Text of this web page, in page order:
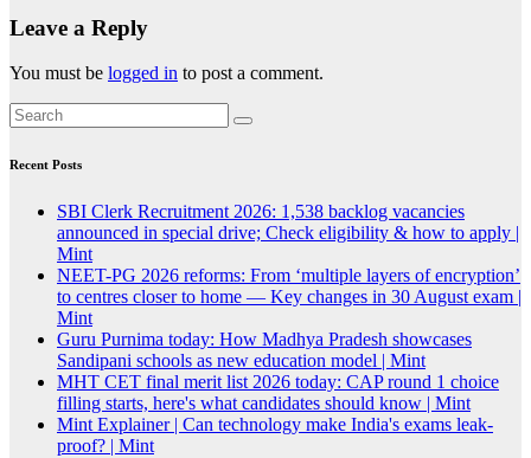
Leave a Reply
You must be logged in to post a comment.
Recent Posts
SBI Clerk Recruitment 2026: 1,538 backlog vacancies
announced in special drive; Check eligibility & how to apply |
Mint
NEET-PG 2026 reforms: From ‘multiple layers of encryption’
to centres closer to home — Key changes in 30 August exam |
Mint
Guru Purnima today: How Madhya Pradesh showcases
Sandipani schools as new education model | Mint
MHT CET final merit list 2026 today: CAP round 1 choice
filling starts, here's what candidates should know | Mint
Mint Explainer | Can technology make India's exams leak-
proof? | Mint